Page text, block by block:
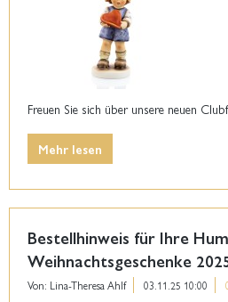
Freuen Sie sich über unsere neuen
Mehr lesen
Bestellhinweis für Ihre
Weihnachtsgeschenke
Von: Lina-Theresa Ahlf 03.11.25 10:00